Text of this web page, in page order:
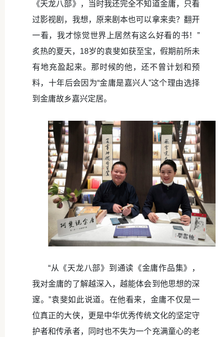
《天龙八部》，当时我还完全不知道金庸，只看
过影视剧，我想，原来剧本也可以拿来卖？翻开
一看，我才惊觉世界上居然有这么好看的书！”
炙热的夏天，18岁的袁斐如获至宝，假期前所未
有地充盈起来。那时候的他，还不曾计划和预
料，十年后会因为“金庸是嘉兴人”这个理由选择
到金庸故乡嘉兴定居。
“从《天龙八部》到通读《金庸作品集》，
我对金庸的了解越深入，越能体会到他思想的深
邃。”袁斐如此说道。在他看来，金庸不仅是一
位真正的大侠，更是中华优秀传统文化的坚定守
护者和传承者，同时也不失为一个充满童心的老